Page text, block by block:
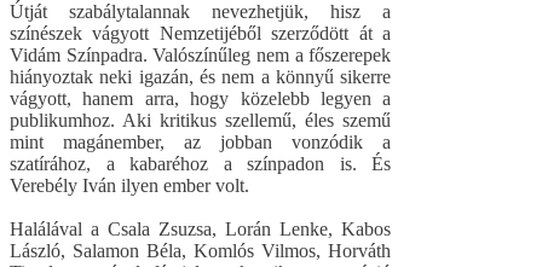
Útját szabálytalannak nevezhetjük, hisz a
színészek vágyott Nemzetijéből szerződött át a
Vidám Színpadra. Valószínűleg nem a főszerepek
hiányoztak neki igazán, és nem a könnyű sikerre
vágyott, hanem arra, hogy közelebb legyen a
publikumhoz. Aki kritikus szellemű, éles szemű
mint magánember, az jobban vonzódik a
szatírához, a kabaréhoz a színpadon is. És
Verebély Iván ilyen ember volt.
Halálával a Csala Zsuzsa, Lorán Lenke, Kabos
László, Salamon Béla, Komlós Vilmos, Horváth